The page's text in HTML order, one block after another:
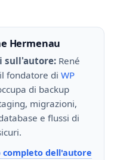
Hermenau
sull'autore: René
fondatore di WP
di backup
migrazioni,
e flussi di
completo dell'autore